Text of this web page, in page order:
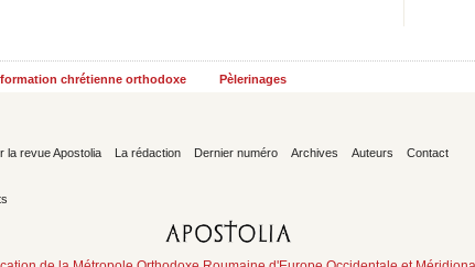
chrétienne orthodoxe Pèlerinages
la revue Apostolia La rédaction Dernier numéro Archives Auteurs Contact